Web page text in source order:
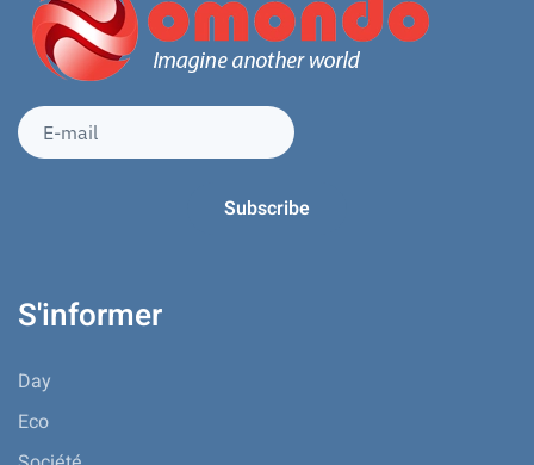
S'informer
Day
Eco